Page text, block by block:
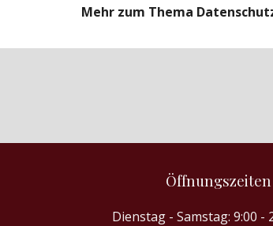
Mehr zum Thema
Öffnungszeiten
Dienstag - Samstag: 9:00 -